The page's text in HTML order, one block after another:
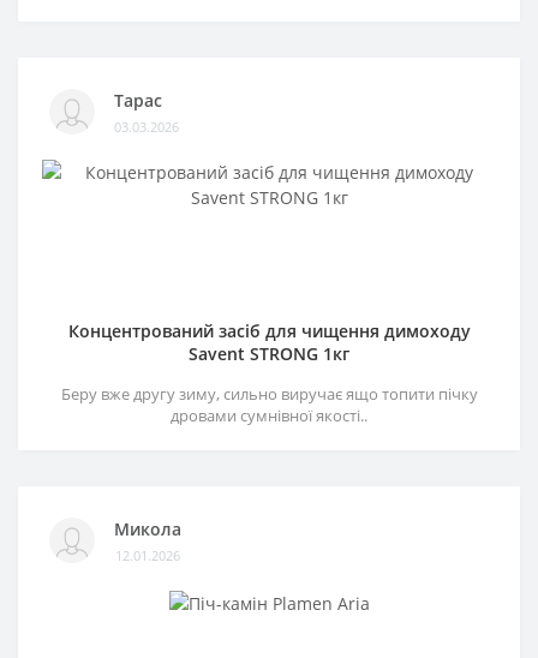
Тарас
03.03.2026
Концентрований засіб для чищення димоходу
Savent STRONG 1кг
Беру вже другу зиму, сильно виручає ящо топити пічку
дровами сумнівної якості..
Микола
12.01.2026